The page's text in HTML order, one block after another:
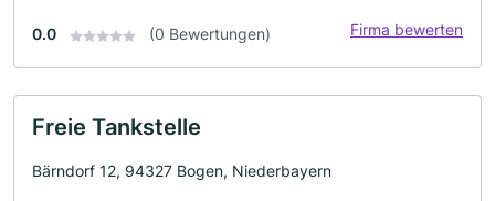
0.0 (0 Bewertungen) Firma bewerten
Freie Tankstelle
Bärndorf 12, 94327 Bogen, Niederbayern